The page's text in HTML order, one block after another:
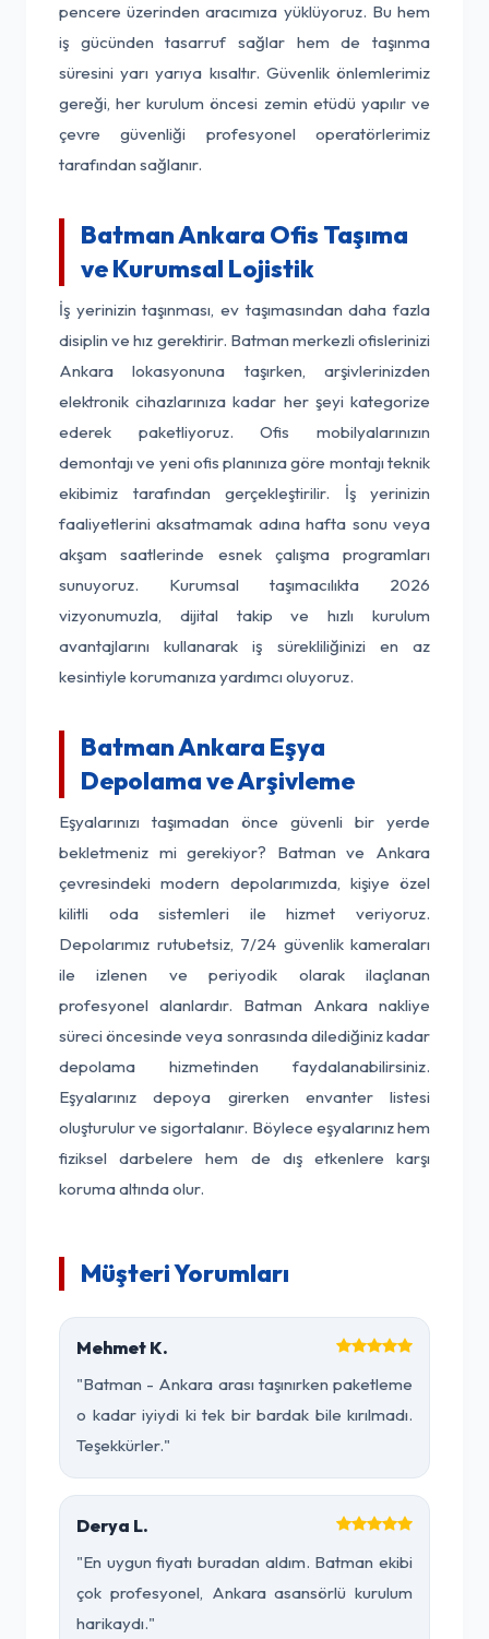
pencere üzerinden aracımıza yüklüyoruz. Bu hem
iş gücünden tasarruf sağlar hem de taşınma
süresini yarı yarıya kısaltır. Güvenlik önlemlerimiz
gereği, her kurulum öncesi zemin etüdü yapılır ve
çevre güvenliği profesyonel operatörlerimiz
tarafından sağlanır.
Batman Ankara Ofis Taşıma
ve Kurumsal Lojistik
İş yerinizin taşınması, ev taşımasından daha fazla
disiplin ve hız gerektirir. Batman merkezli ofislerinizi
Ankara lokasyonuna taşırken, arşivlerinizden
elektronik cihazlarınıza kadar her şeyi kategorize
ederek paketliyoruz. Ofis mobilyalarınızın
demontajı ve yeni ofis planınıza göre montajı teknik
ekibimiz tarafından gerçekleştirilir. İş yerinizin
faaliyetlerini aksatmamak adına hafta sonu veya
akşam saatlerinde esnek çalışma programları
sunuyoruz. Kurumsal taşımacılıkta 2026
vizyonumuzla, dijital takip ve hızlı kurulum
avantajlarını kullanarak iş sürekliliğinizi en az
kesintiyle korumanıza yardımcı oluyoruz.
Batman Ankara Eşya
Depolama ve Arşivleme
Eşyalarınızı taşımadan önce güvenli bir yerde
bekletmeniz mi gerekiyor? Batman ve Ankara
çevresindeki modern depolarımızda, kişiye özel
kilitli oda sistemleri ile hizmet veriyoruz.
Depolarımız rutubetsiz, 7/24 güvenlik kameraları
ile izlenen ve periyodik olarak ilaçlanan
profesyonel alanlardır. Batman Ankara nakliye
süreci öncesinde veya sonrasında dilediğiniz kadar
depolama hizmetinden faydalanabilirsiniz.
Eşyalarınız depoya girerken envanter listesi
oluşturulur ve sigortalanır. Böylece eşyalarınız hem
fiziksel darbelere hem de dış etkenlere karşı
koruma altında olur.
Müşteri Yorumları
Mehmet K.
"Batman - Ankara arası taşınırken paketleme
o kadar iyiydi ki tek bir bardak bile kırılmadı.
Teşekkürler."
Derya L.
"En uygun fiyatı buradan aldım. Batman ekibi
çok profesyonel, Ankara asansörlü kurulum
harikaydı."